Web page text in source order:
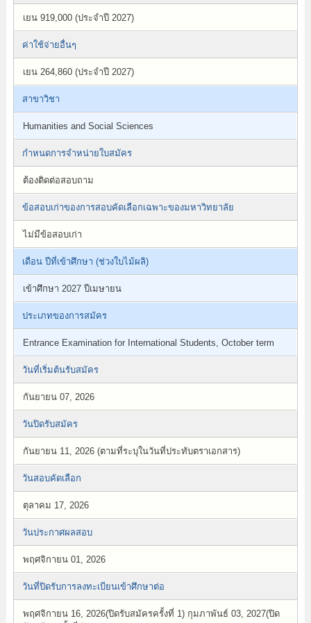
เยน 919,000 (ประจำปี 2027)
ค่าใช้จ่ายอื่นๆ
เยน 264,860 (ประจำปี 2027)
สาขาวิชา
Humanities and Social Sciences
กำหนดการจำหน่ายใบสมัคร
ต้องติดต่อสอบถาม
ข้อสอบเก่าของการสอบคัดเลือกเฉพาะของมหาวิทยาลัย
ไม่มีข้อสอบเก่า
เดือน ปีที่เข้าศึกษา (ช่วงใบไม้ผลิ)
เข้าศึกษา 2027 ปีเมษายน
ประเภทของการสมัคร
Entrance Examination for International Students, October term
วันที่เริ่มต้นรับสมัคร
กันยายน 07, 2026
วันปิดรับสมัคร
กันยายน 11, 2026 (ตามที่ระบุในวันที่ประทับตราเอกสาร)
วันสอบคัดเลือก
ตุลาคม 17, 2026
วันประกาศผลสอบ
พฤศจิกายน 01, 2026
วันที่ปิดรับการลงทะเบียนเข้าศึกษาต่อ
พฤศจิกายน 16, 2026(ปิดรับสมัครครั้งที่ 1) กุมภาพันธ์ 03, 2027(ปิด